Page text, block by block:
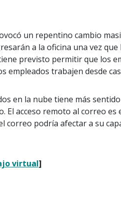
un repentino cambio
a la oficina una vez que
previsto permitir que los
empleados trabajen desde
en la nube tiene más
El acceso remoto al correo
correo podría afectar a su
virtual]